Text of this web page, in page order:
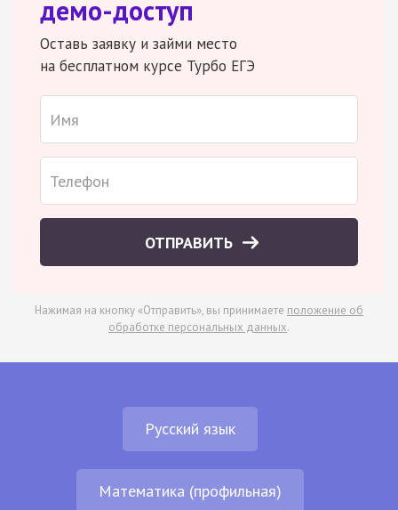
демо-доступ
Оставь заявку и займи место
на бесплатном курсе Турбо ЕГЭ
ОТПРАВИТЬ
Нажимая на кнопку «Отправить», вы принимаете положение об
обработке персональных данных.
Русский язык
Математика (профильная)